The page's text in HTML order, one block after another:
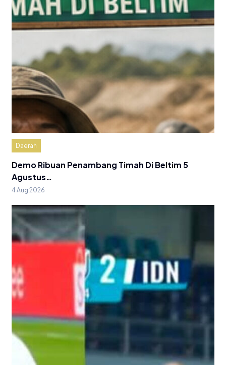
Daerah
Demo Ribuan Penambang Timah Di Beltim 5
Agustus…
4 Aug 2026